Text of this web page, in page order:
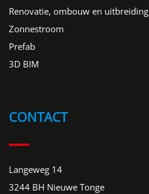
Renovatie, ombouw en uitbreiding
Zonnestroom
Prefab
3D BIM
CONTACT
Langeweg 14
3244 BH Nieuwe Tonge